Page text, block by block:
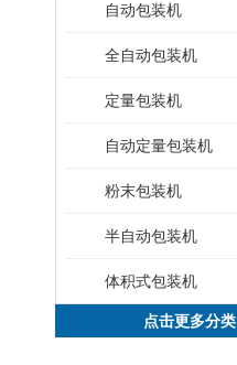
自动包装机
全自动包装机
定量包装机
自动定量包装机
粉末包装机
半自动包装机
体积式包装机
点击更多分类